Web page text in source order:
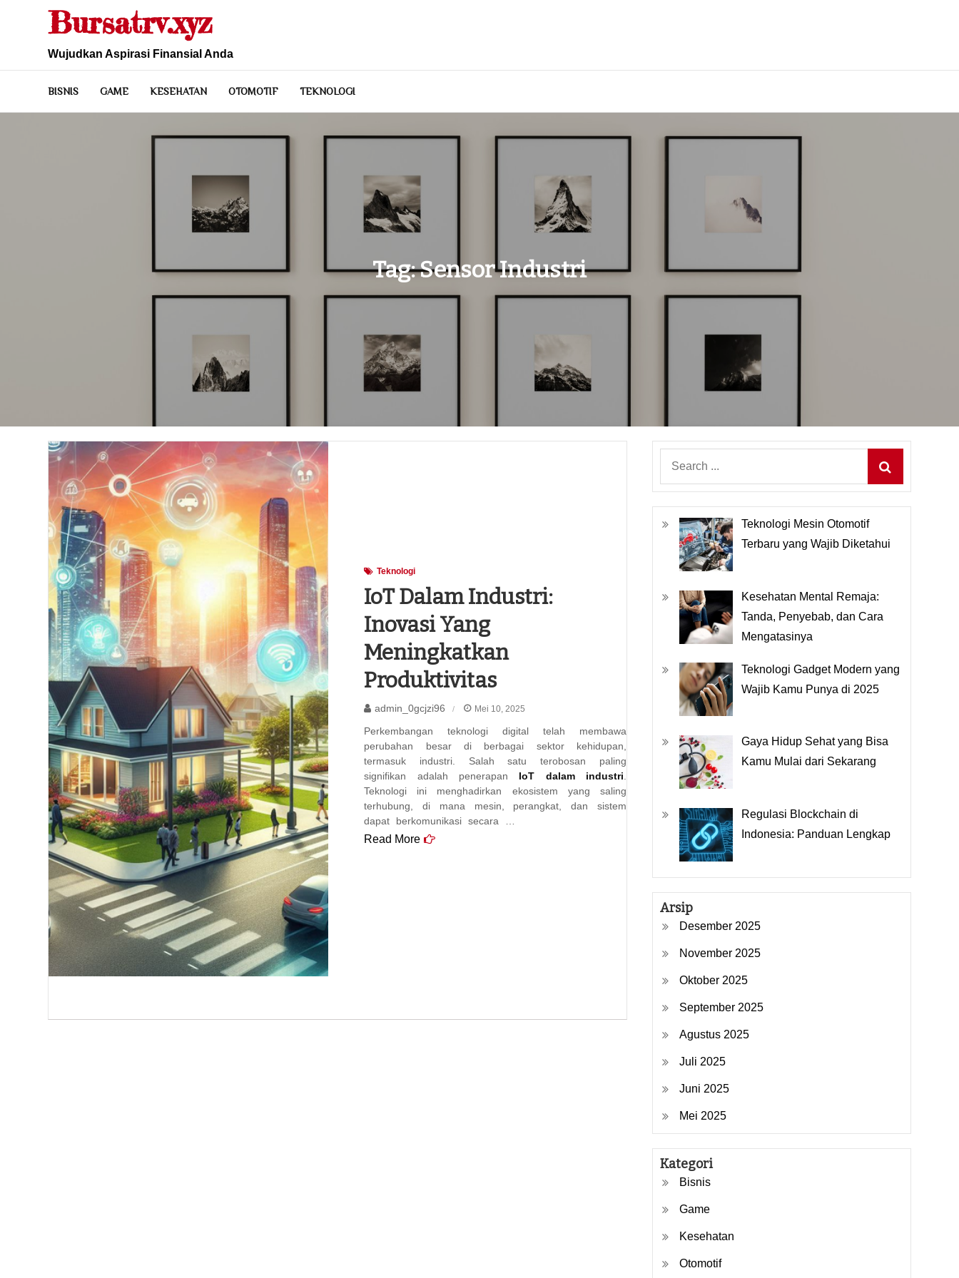
Bursatrv.xyz
Wujudkan Aspirasi Finansial Anda
BISNIS GAME KESEHATAN OTOMOTIF TEKNOLOGI
Tag:Sensor Industri
Teknologi
IoT Dalam Industri:
Inovasi Yang
Meningkatkan
Produktivitas
admin_0gcjzi96 Mei 10, 2025
Perkembangan teknologi digital telah membawa
perubahan besar di berbagai sektor kehidupan,
termasuk industri. Salah satu terobosan paling
signifikan adalah penerapan IoT dalam industri.
Teknologi ini menghadirkan ekosistem yang saling
terhubung, di mana mesin, perangkat, dan sistem
dapat berkomunikasi secara …
Read More
Teknologi Mesin Otomotif
Terbaru yang Wajib Diketahui
Kesehatan Mental Remaja:
Tanda, Penyebab, dan Cara
Mengatasinya
Teknologi Gadget Modern yang
Wajib Kamu Punya di 2025
Gaya Hidup Sehat yang Bisa
Kamu Mulai dari Sekarang
Regulasi Blockchain di
Indonesia: Panduan Lengkap
Arsip
Desember 2025
November 2025
Oktober 2025
September 2025
Agustus 2025
Juli 2025
Juni 2025
Mei 2025
Kategori
Bisnis
Game
Kesehatan
Otomotif